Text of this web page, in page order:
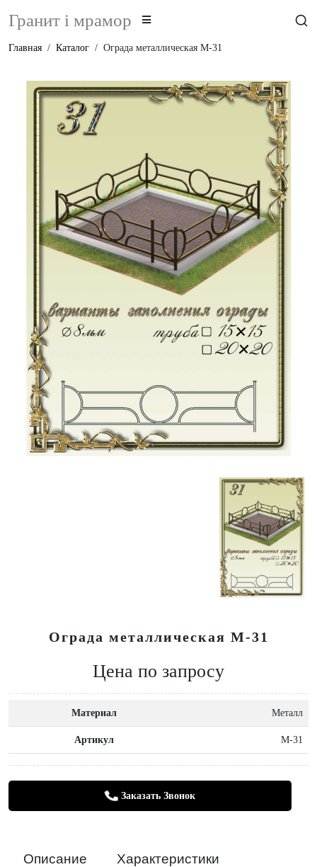
Гранит i мрамор
Главная Каталог Ограда металлическая М-31
Ограда металлическая М-31
Цена по запросу
Материал Металл
Артикул М-31
Заказать Звонок
Описание Характеристики